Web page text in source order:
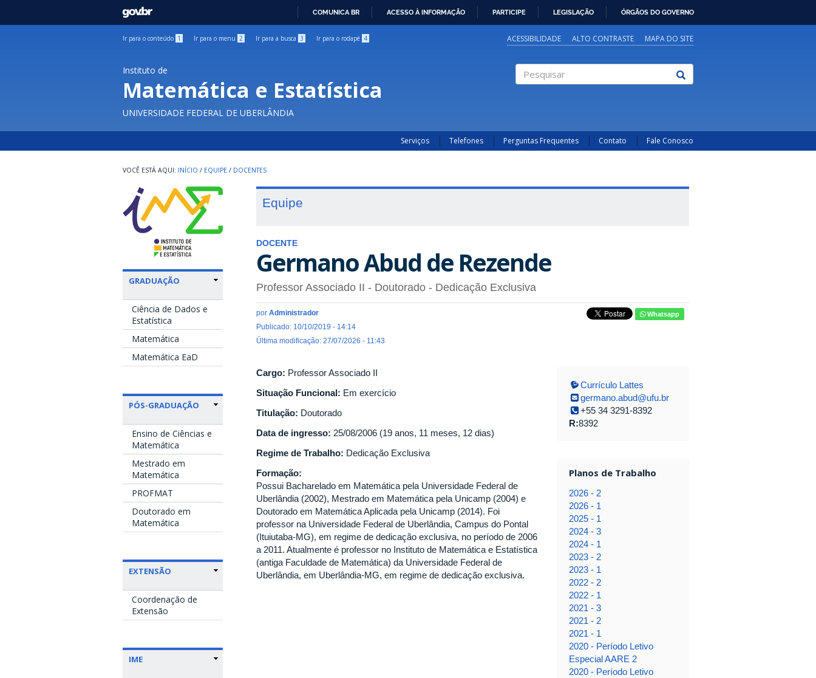
GOVBR
COMUNICA BR ACESSO À INFORMAÇÃO PARTICIPE LEGISLAÇÃO ÓRGÃOS DO GOVERNO
Ir para o conteúdo 1 Ir para o menu 2 Ir para a busca 3 Ir para o rodapé 4 ACESSIBILIDADE ALTO CONTRASTE MAPA DO SITE
Instituto de
Matemática e Estatística
UNIVERSIDADE FEDERAL DE UBERLÂNDIA
Serviços Telefones Perguntas Frequentes Contato Fale Conosco
INÍCIO / EQUIPE / DOCENTES
GRADUAÇÃO
Ciência de Dados e
Estatística
Matemática
Matemática EaD
PÓS-GRADUAÇÃO
Ensino de Ciências e
Matemática
Mestrado em
Matemática
PROFMAT
Doutorado em
Matemática
EXTENSÃO
Coordenação de
Extensão
IME
Equipe
DOCENTE
Germano Abud de Rezende
Professor Associado II - Doutorado - Dedicação Exclusiva
por Administrador
Publicado: 10/10/2019 - 14:14
Última modificação: 27/07/2026 - 11:43
Whatsapp
Cargo: Professor Associado II
Situação Funcional: Em exercício
Titulação: Doutorado
Data de ingresso: 25/08/2006 (19 anos, 11 meses, 12 dias)
Regime de Trabalho: Dedicação Exclusiva
Formação:
Possui Bacharelado em Matemática pela Universidade Federal de
Uberlândia (2002), Mestrado em Matemática pela Unicamp (2004) e
Doutorado em Matemática Aplicada pela Unicamp (2014). Foi
professor na Universidade Federal de Uberlândia, Campus do Pontal
(Ituiutaba-MG), em regime de dedicação exclusiva, no período de 2006
a 2011. Atualmente é professor no Instituto de Matemática e Estatística
(antiga Faculdade de Matemática) da Universidade Federal de
Uberlândia, em Uberlândia-MG, em regime de dedicação exclusiva.
Currículo Lattes
germano.abud@ufu.br
+55 34 3291-8392
R:8392
Planos de Trabalho
2026 - 2
2026 - 1
2025 - 1
2024 - 3
2024 - 1
2023 - 2
2023 - 1
2022 - 2
2022 - 1
2021 - 3
2021 - 2
2021 - 1
2020 - Período Letivo
Especial AARE 2
2020 - Período Letivo